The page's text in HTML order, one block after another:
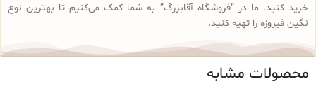
خرید کنید. ما در “فروشگاه آقابزرگ” به شما کمک می‌کنیم تا بهترین نوع
نگین فیروزه را تهیه کنید.
محصولات مشابه